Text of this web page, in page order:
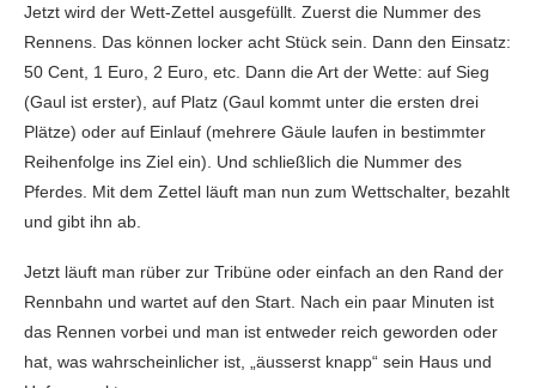
Jetzt wird der Wett-Zettel ausgefüllt. Zuerst die Nummer des
Rennens. Das können locker acht Stück sein. Dann den Einsatz:
50 Cent, 1 Euro, 2 Euro, etc. Dann die Art der Wette: auf Sieg
(Gaul ist erster), auf Platz (Gaul kommt unter die ersten drei
Plätze) oder auf Einlauf (mehrere Gäule laufen in bestimmter
Reihenfolge ins Ziel ein). Und schließlich die Nummer des
Pferdes. Mit dem Zettel läuft man nun zum Wettschalter, bezahlt
und gibt ihn ab.
Jetzt läuft man rüber zur Tribüne oder einfach an den Rand der
Rennbahn und wartet auf den Start. Nach ein paar Minuten ist
das Rennen vorbei und man ist entweder reich geworden oder
hat, was wahrscheinlicher ist, „äusserst knapp“ sein Haus und